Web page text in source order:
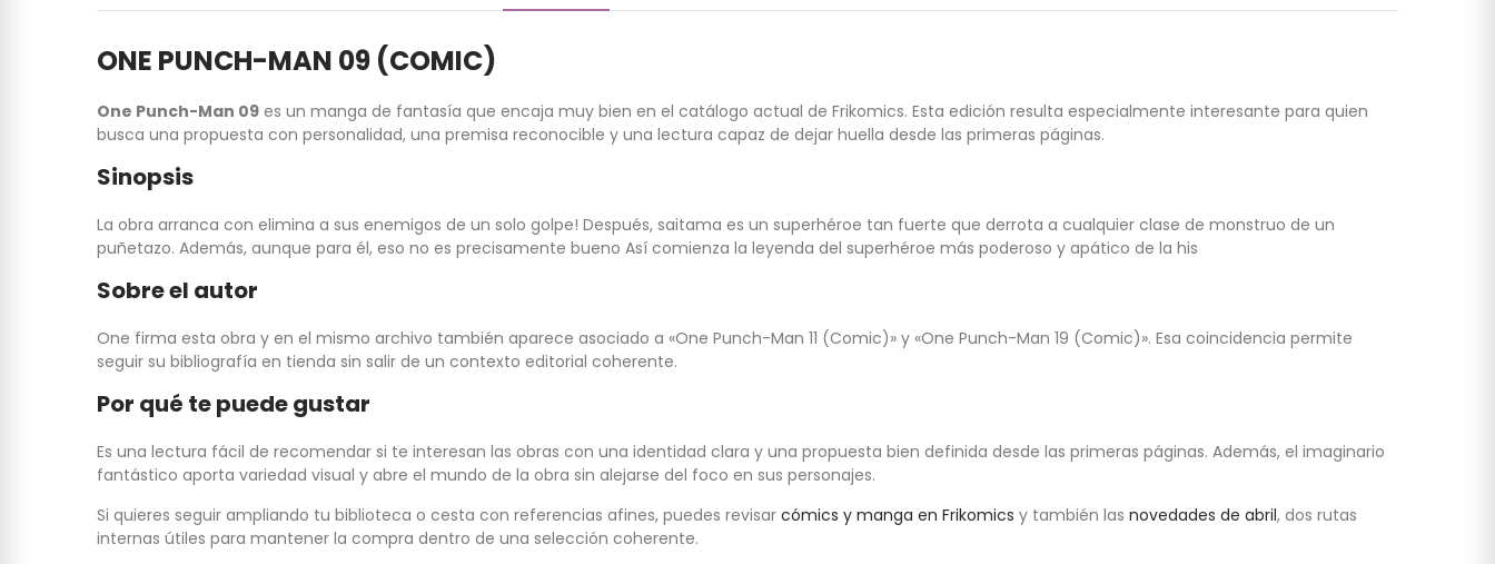
ONE PUNCH-MAN 09 (COMIC)
One Punch-Man 09 es un manga de fantasía que encaja muy bien en el catálogo actual de Frikomics. Esta edición resulta especialmente interesante para quien
busca una propuesta con personalidad, una premisa reconocible y una lectura capaz de dejar huella desde las primeras páginas.
Sinopsis
La obra arranca con elimina a sus enemigos de un solo golpe! Después, saitama es un superhéroe tan fuerte que derrota a cualquier clase de monstruo de un
puñetazo. Además, aunque para él, eso no es precisamente bueno Así comienza la leyenda del superhéroe más poderoso y apático de la his
Sobre el autor
One firma esta obra y en el mismo archivo también aparece asociado a «One Punch-Man 11 (Comic)» y «One Punch-Man 19 (Comic)». Esa coincidencia permite
seguir su bibliografía en tienda sin salir de un contexto editorial coherente.
Por qué te puede gustar
Es una lectura fácil de recomendar si te interesan las obras con una identidad clara y una propuesta bien definida desde las primeras páginas. Además, el imaginario
fantástico aporta variedad visual y abre el mundo de la obra sin alejarse del foco en sus personajes.
Si quieres seguir ampliando tu biblioteca o cesta con referencias afines, puedes revisar cómics y manga en Frikomics y también las novedades de abril, dos rutas
internas útiles para mantener la compra dentro de una selección coherente.